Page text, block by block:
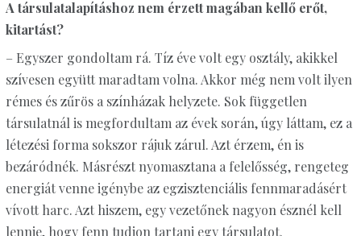
A társulatalapításhoz nem érzett magában kellő erőt,
kitartást?
– Egyszer gondoltam rá. Tíz éve volt egy osztály, akikkel
szívesen együtt maradtam volna. Akkor még nem volt ilyen
rémes és zűrös a színházak helyzete. Sok független
társulatnál is megfordultam az évek során, úgy láttam, ez a
létezési forma sokszor rájuk zárul. Azt érzem, én is
bezáródnék. Másrészt nyomasztana a felelősség, rengeteg
energiát venne igénybe az egzisztenciális fennmaradásért
vívott harc. Azt hiszem, egy vezetőnek nagyon észnél kell
lennie, hogy fenn tudjon tartani egy társulatot.